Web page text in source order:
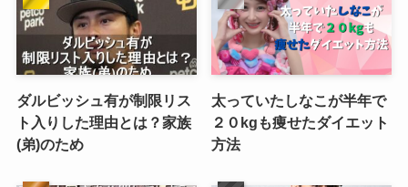
ダルビッシュ有が制限リス
ト入りした理由とは？家族
(弟)のため
太っていたしなこが半年で
２０kgも痩せたダイエット
方法